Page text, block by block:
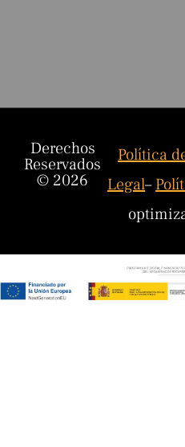
Derechos
Reservados
© 2026
Política
Legal–